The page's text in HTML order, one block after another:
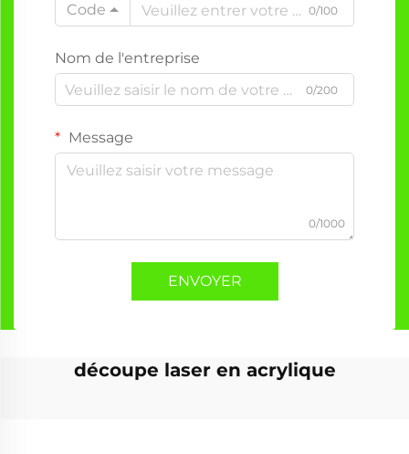
Code
0/100
Nom de l'entreprise
0/200
Message
0/1000
ENVOYER
découpe laser en acrylique